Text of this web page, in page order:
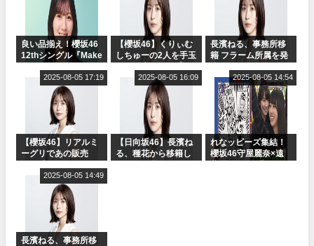
良い品揃え！櫻坂46
12thシングル『Make
ャルグッズ絶賛販売
【櫻坂46】くりぃむ
しちゅーの2人を手玉
りぃむナンタラ】
長濱ねる、事務所移
籍 フラーム所属を発
【櫻坂46】リアルミ
ーグリであの販売
Break』オフィシャ
ルグッズ解禁
2025-08-05 17:19
【日向坂46】長濱ね
る、種花から移籍し
2025-08-05 16:09
れなッピーズ集結！
櫻坂46守屋麗奈×遠
2025-08-05 14:54
長濱ねる、事務所移
2025-08-05 14:49